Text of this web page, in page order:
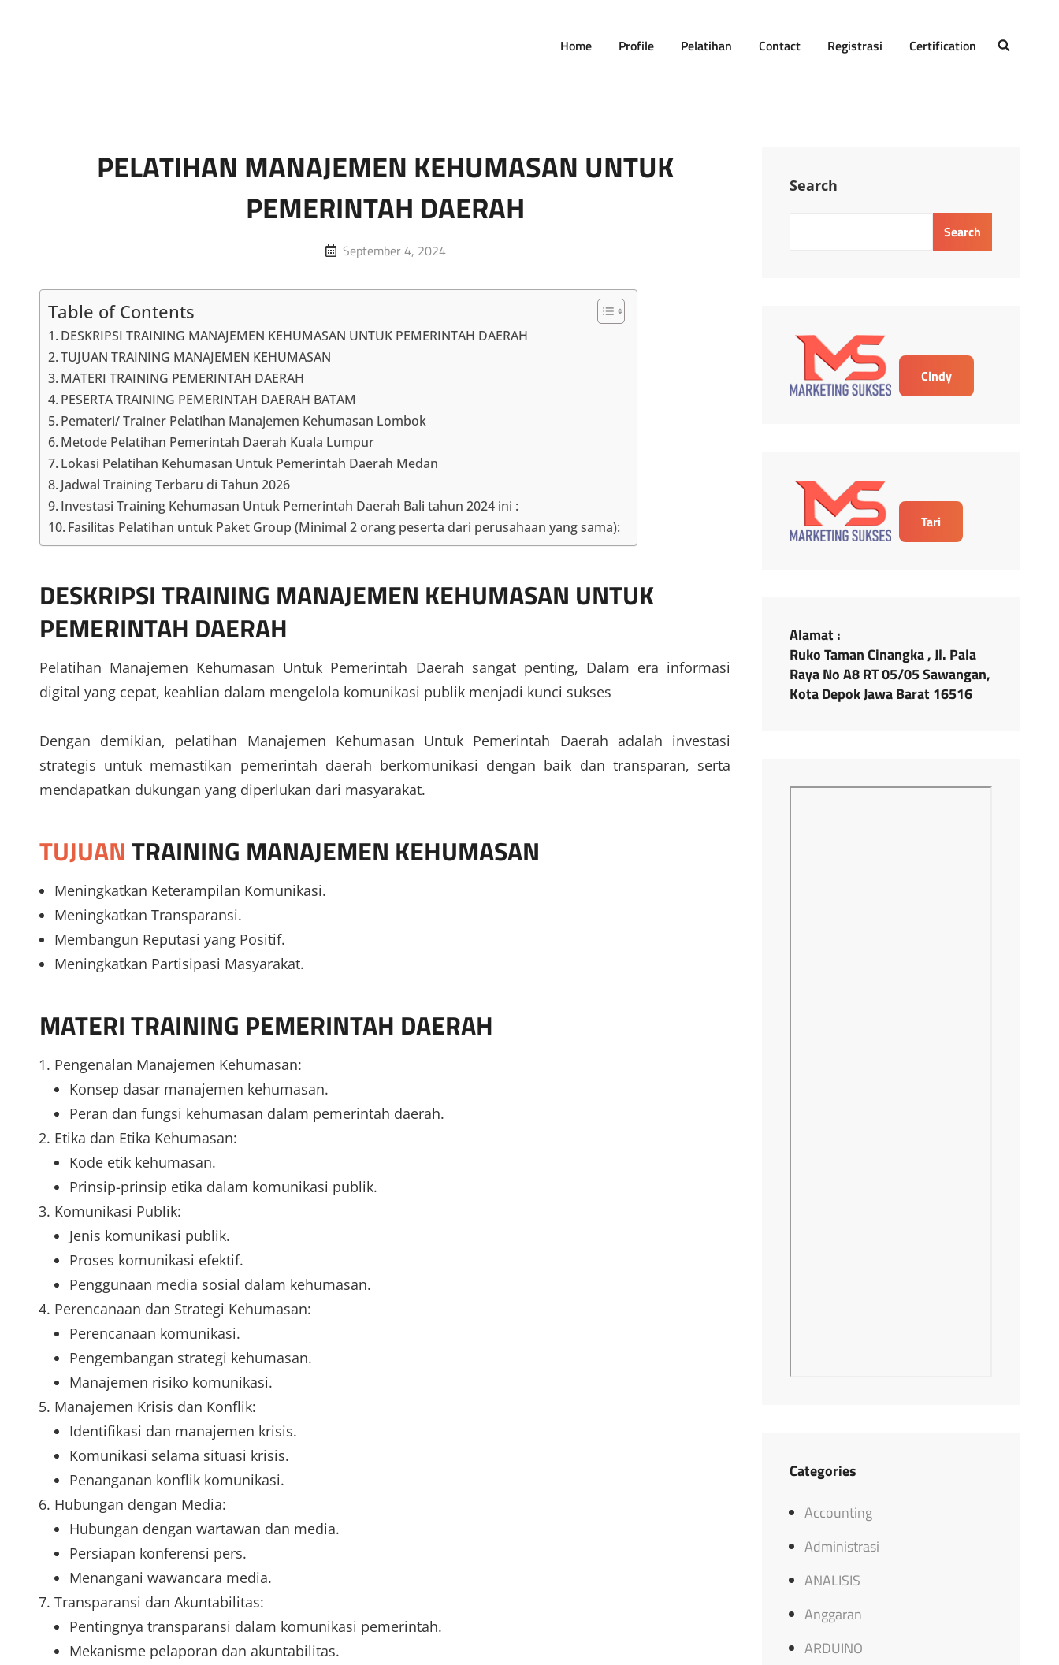
Home Profile Pelatihan Contact Registrasi Certification
PELATIHAN MANAJEMEN KEHUMASAN UNTUK
PEMERINTAH DAERAH
Posted
September 4, 2024
Table of Contents
DESKRIPSI TRAINING MANAJEMEN KEHUMASAN UNTUK PEMERINTAH DAERAH
TUJUAN TRAINING MANAJEMEN KEHUMASAN
MATERI TRAINING PEMERINTAH DAERAH
PESERTA TRAINING PEMERINTAH DAERAH BATAM
Pemateri/ Trainer Pelatihan Manajemen Kehumasan Lombok
Metode Pelatihan Pemerintah Daerah Kuala Lumpur
Lokasi Pelatihan Kehumasan Untuk Pemerintah Daerah Medan
Jadwal Training Terbaru di Tahun 2026
Investasi Training Kehumasan Untuk Pemerintah Daerah Bali tahun 2024 ini :
Fasilitas Pelatihan untuk Paket Group (Minimal 2 orang peserta dari perusahaan yang sama):
DESKRIPSITRAINING MANAJEMEN KEHUMASAN UNTUK
PEMERINTAH DAERAH
Pelatihan Manajemen Kehumasan Untuk Pemerintah Daerah sangat penting, Dalam era informasi
digital yang cepat, keahlian dalam mengelola komunikasi publik menjadi kunci sukses
Dengan demikian, pelatihan Manajemen Kehumasan Untuk Pemerintah Daerah adalah investasi
strategis untuk memastikan pemerintah daerah berkomunikasi dengan baik dan transparan, serta
mendapatkan dukungan yang diperlukan dari masyarakat.
TUJUANTRAINING MANAJEMEN KEHUMASAN
Meningkatkan Keterampilan Komunikasi.
Meningkatkan Transparansi.
Membangun Reputasi yang Positif.
Meningkatkan Partisipasi Masyarakat.
MATERITRAINING PEMERINTAH DAERAH
Pengenalan Manajemen Kehumasan:
Konsep dasar manajemen kehumasan.
Peran dan fungsi kehumasan dalam pemerintah daerah.
Etika dan Etika Kehumasan:
Kode etik kehumasan.
Prinsip-prinsip etika dalam komunikasi publik.
Komunikasi Publik:
Jenis komunikasi publik.
Proses komunikasi efektif.
Penggunaan media sosial dalam kehumasan.
Perencanaan dan Strategi Kehumasan:
Perencanaan komunikasi.
Pengembangan strategi kehumasan.
Manajemen risiko komunikasi.
Manajemen Krisis dan Konflik:
Identifikasi dan manajemen krisis.
Komunikasi selama situasi krisis.
Penanganan konflik komunikasi.
Hubungan dengan Media:
Hubungan dengan wartawan dan media.
Persiapan konferensi pers.
Menangani wawancara media.
Transparansi dan Akuntabilitas:
Pentingnya transparansi dalam komunikasi pemerintah.
Mekanisme pelaporan dan akuntabilitas.
Search
Search
Cindy
Tari
Alamat :
Ruko Taman Cinangka , Jl. Pala
Raya No A8 RT 05/05 Sawangan,
Kota Depok Jawa Barat 16516
Categories
Accounting
Administrasi
ANALISIS
Anggaran
ARDUINO